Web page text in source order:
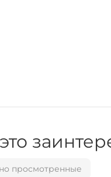
просмотренные